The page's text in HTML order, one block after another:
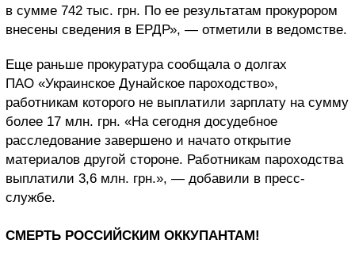
в сумме 742 тыс. грн. По ее результатам прокурором
внесены сведения в ЕРДР», — отметили в ведомстве.
Еще раньше прокуратура сообщала о долгах
ПАО «Украинское Дунайское пароходство»,
работникам которого не выплатили зарплату на сумму
более 17 млн. грн. «На сегодня досудебное
расследование завершено и начато открытие
материалов другой стороне. Работникам пароходства
выплатили 3,6 млн. грн.», — добавили в пресс-
службе.
СМЕРТЬ РОССИЙСКИМ ОККУПАНТАМ!